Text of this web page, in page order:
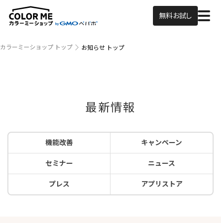
無料お試し
カラーミーショップ トップ お知らせ トップ
最新情報
機能改善 キャンペーン
セミナー ニュース
プレス アプリストア